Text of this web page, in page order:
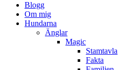
Freestylehundar.se
Blogg
Om mig
Hundarna
Änglar
Magic
Stamtavla
Fakta